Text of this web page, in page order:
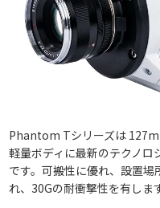
Phantom Tシリーズは
軽量ボディに最新のテクノ
です。可搬性に優れ、設置
れ、30Gの耐衝撃性を有しま